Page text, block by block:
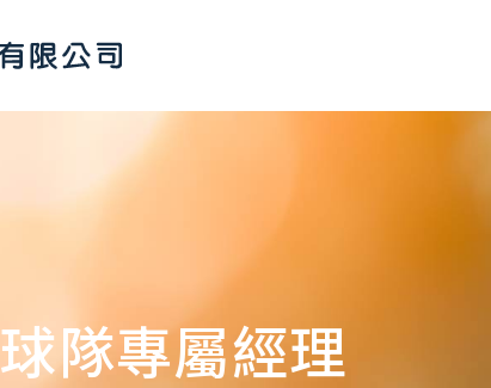
球隊專屬經理